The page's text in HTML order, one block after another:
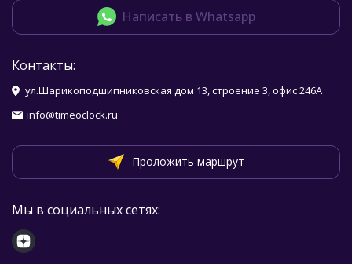
Написать в Whatsapp
Контакты:
ул.Шарикоподшипниковская дом 13, строение 3, офис 246А
info@timeoclock.ru
Проложить маршрут
Мы в социальных сетях: